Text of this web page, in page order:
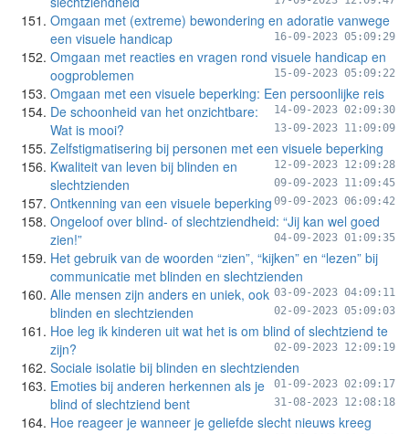
Omgaan met (extreme) bewondering en adoratie vanwege
een visuele handicap
16-09-2023 05:09:29
Omgaan met reacties en vragen rond visuele handicap en
oogproblemen
15-09-2023 05:09:22
Omgaan met een visuele beperking: Een persoonlijke reis
14-09-2023 02:09:30
De schoonheid van het onzichtbare:
Wat is mooi?
13-09-2023 11:09:09
Zelfstigmatisering bij personen met een visuele beperking
12-09-2023 12:09:28
Kwaliteit van leven bij blinden en
slechtzienden
09-09-2023 11:09:45
Ontkenning van een visuele beperking 09-09-2023 06:09:42
Ongeloof over blind- of slechtziendheid: “Jij kan wel goed
zien!”
04-09-2023 01:09:35
Het gebruik van de woorden “zien”, “kijken” en “lezen” bij
communicatie met blinden en slechtzienden
03-09-2023 04:09:11
Alle mensen zijn anders en uniek, ook
blinden en slechtzienden
02-09-2023 05:09:03
Hoe leg ik kinderen uit wat het is om blind of slechtziend te
zijn?
02-09-2023 12:09:19
Sociale isolatie bij blinden en slechtzienden
01-09-2023 02:09:17
Emoties bij anderen herkennen als je
blind of slechtziend bent
31-08-2023 12:08:18
Hoe reageer je wanneer je geliefde slecht nieuws kreeg